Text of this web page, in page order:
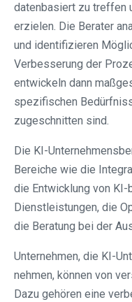
datenbasiert zu treffen
erzielen. Die Berater
und identifizieren
Verbesserung der
entwickeln dann
spezifischen
zugeschnitten sind.
Die KI-
Bereiche wie die
die Entwicklung von
Dienstleistungen, die
die Beratung bei der
Unternehmen, die KI-
nehmen, können von
Dazu gehören eine